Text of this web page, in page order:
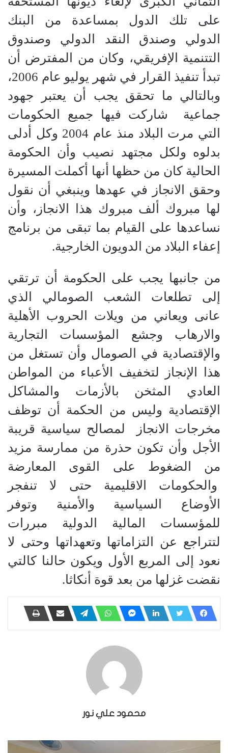
على تلك الدول بمساعدة من البنك
الدولي وصندق النقد الدولي وصندوق
التتنمية الإفريقي، وكان من المفترض أن
تبدأ تنفيذ القرار في شهر يوليو عام 2006،
وبالتالي ما تحقق يجب أن يعتبر جهود
جماعية شاركت فيها جميع الحكومات
التي مرت البلاد منذ عام 2004 وكل أدلى
بدلوه ولكل مجتهد نصيب وأن الحكومة
الحالية كان من حظها أنها أكملت المسيرة
وحقق الانجاز في عهدها وينبغي أن نقول
لها مبروك ألف مبروك هذا الانجاز، وأن
نساعدها على القيام بما تبقى من برنامج
إعفاء البلاد من الدويون الخارجية.
من جانبها يجب على الحكومة أن ترتقي
إلى تطلعات الشعب الصومالي الذي
عانى ويعاني من ويلات الحروب الأهلية
والارهاب وجشع المؤسسات التجارية
والإقتصادية في الصومال وأن تستغل من
هذا الإنجاز لتخفيف الأعباء من المواطن
العادي المثخن بالأزمات والمشاكل
الإقتصادية وليس من الحكمة أن توظف
مخرجات الانجاز لمصالح سياسية قريبة
الأجل وأن تكون حذرة من ممارسة مزيد
من الضغوط على القوى المعارضة
والحكومات الاقليمية حتى لا تنفجر
الأوضاع السياسية والأمنية وتوفر
للمؤسسات المالية الدولية مبررات
لتتراجع عن التزاماتها وتعهداتها وحتى لا
نعود إلى المربع الأول ويكون حالنا كالتي
نقضت غزلها من بعد قوة أنكاثا.
محمود علي نور